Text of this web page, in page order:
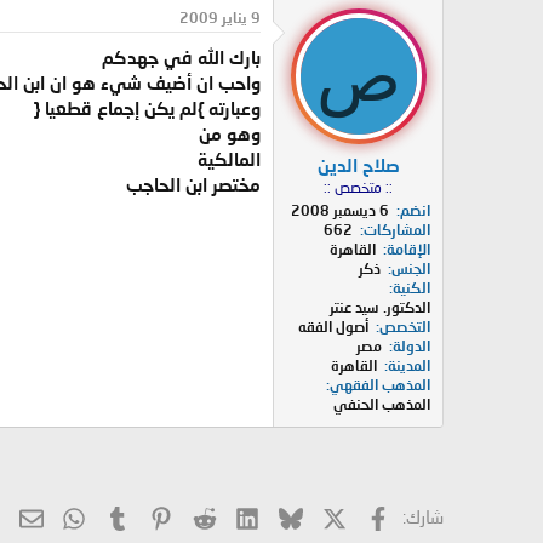
ئ
ا
ل
م
و
ر
ي
ل
ب
د
ء
ص
صلاح الدين
:: متخصص ::
انضم
6 ديسمبر 2008
المشاركات
662
الإقامة القاهرة
الجنس ذكر
الكنية
الدكتور. سيد عنتر
التخصص أصول الفقه
الدولة مصر
المدينة القاهرة
المذهب الفقهي
المذهب الحنفي
9 يناير 2009
بارك الله في جهدكم
واحب ان أضيف شيء هو ان ابن
وعبارته }لم يكن إجماع قطعيا {
وهو من
المالكية
مختصر ابن الحاجب
شارك: فيسبوك Bluesky
LinkedIn
Reddit
Pinterest
Tumblr